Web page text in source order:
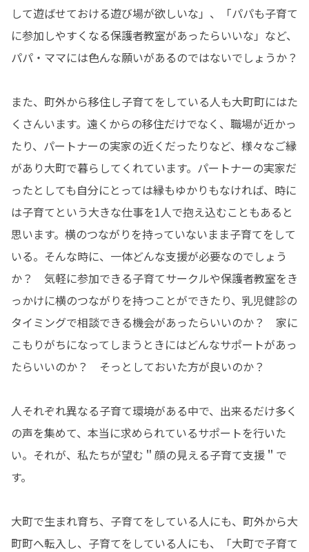
して遊ばせておける遊び場が欲しいな」、「パパも子育て
に参加しやすくなる保護者教室があったらいいな」など、
パパ・ママには色んな願いがあるのではないでしょうか？
また、町外から移住し子育てをしている人も大町町にはた
くさんいます。遠くからの移住だけでなく、職場が近かっ
たり、パートナーの実家の近くだったりなど、様々なご縁
があり大町で暮らしてくれています。パートナーの実家だ
ったとしても自分にとっては縁もゆかりもなければ、時に
は子育てという大きな仕事を1人で抱え込むこともあると
思います。横のつながりを持っていないまま子育てをして
いる。そんな時に、一体どんな支援が必要なのでしょう
か？　気軽に参加できる子育てサークルや保護者教室をき
っかけに横のつながりを持つことができたり、乳児健診の
タイミングで相談できる機会があったらいいのか？　家に
こもりがちになってしまうときにはどんなサポートがあっ
たらいいのか？　そっとしておいた方が良いのか？
人それぞれ異なる子育て環境がある中で、出来るだけ多く
の声を集めて、本当に求められているサポートを行いた
い。それが、私たちが望む＂顔の見える子育て支援＂で
す。
大町で生まれ育ち、子育てをしている人にも、町外から大
町町へ転入し、子育てをしている人にも、「大町で子育て